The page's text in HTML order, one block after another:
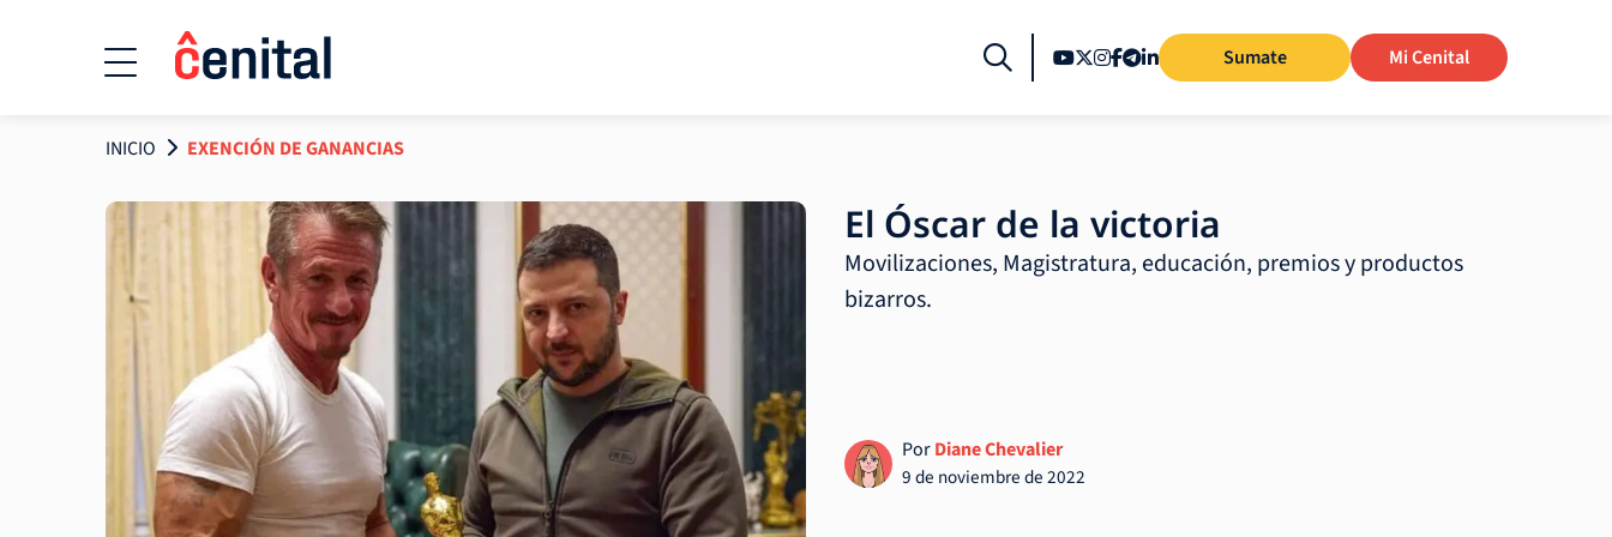
Sumate Mi Cenital
INICIO EXENCIÓN DE GANANCIAS
El Óscar de la victoria
Movilizaciones, Magistratura, educación, premios y productos
bizarros.
PorDiane Chevalier
9 de noviembre de 2022